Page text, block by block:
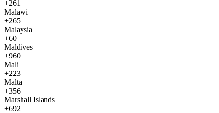
+261
Malawi
+265
Malaysia
+60
Maldives
+960
Mali
+223
Malta
+356
Marshall Islands
+692